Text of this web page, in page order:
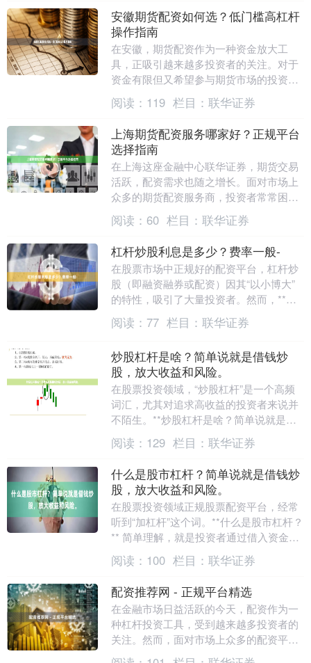
安徽期货配资如何选？低门槛高杠杆
操作指南
在安徽，期货配资作为一种资金放大工
具，正吸引越来越多投资者的关注。对于
资金有限但又希望参与期货市场的投资者
来说，低门槛、高杠杆的配资方案无疑具
有很大吸引力。然而....
阅读： 119 栏目： 联华证券
上海期货配资服务哪家好？正规平台
选择指南
在上海这座金融中心联华证券，期货交易
活跃，配资需求也随之增长。面对市场上
众多的期货配资服务商，投资者常常困
惑：上海期货配资服务哪家好？如何选择
正规平台？本文将为....
阅读： 60 栏目： 联华证券
杠杆炒股利息是多少？费率一般-
在股票市场中正规好的配资平台，杠杆炒
股（即融资融券或配资）因其“以小博大”
的特性，吸引了大量投资者。然而，**杠
杆炒股利息是多少？费率一般如何计算？
** 是每位....
阅读： 77 栏目： 联华证券
炒股杠杆是啥？简单说就是借钱炒
股，放大收益和风险。
在股票投资领域，“炒股杠杆”是一个高频
词汇，尤其对追求高收益的投资者来说并
不陌生。**炒股杠杆是啥？简单说就是借
钱炒股，放大收益和风险**。通过借入资
金正规靠谱....
阅读： 129 栏目： 联华证券
什么是股市杠杆？简单说就是借钱炒
股，放大收益和风险。
在股票投资领域正规股票配资平台，经常
听到“加杠杆”这个词。**什么是股市杠杆？
** 简单理解，就是投资者通过借入资金来
增加投资本金，从而在股价上涨时获得更
高比例....
阅读： 100 栏目： 联华证券
配资推荐网 - 正规平台精选
在金融市场日益活跃的今天，配资作为一
种杠杆投资工具，受到越来越多投资者的
关注。然而，面对市场上众多的配资平
台，如何辨别正规渠道、规避风险，成为